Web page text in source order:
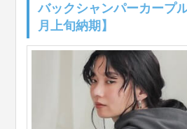
バックシャンパーカープ
月上旬納期】